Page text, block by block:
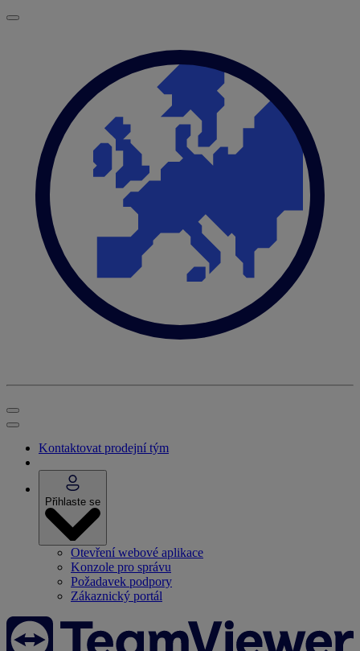
Kontaktovat prodejní tým
Přihlaste se
Otevření webové aplikace
Konzole pro správu
Požadavek podpory
Zákaznický portál